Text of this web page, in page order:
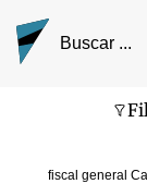
fiscal general
Pantalla